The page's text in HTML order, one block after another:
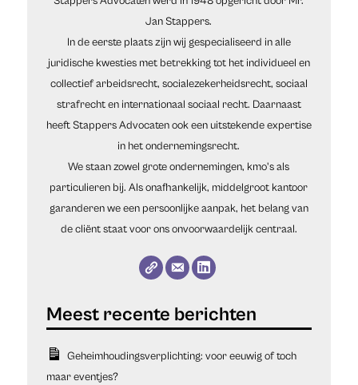
Jan Stappers.
In de eerste plaats zijn wij gespecialiseerd in alle
juridische kwesties met betrekking tot het individueel en
collectief arbeidsrecht, socialezekerheidsrecht, sociaal
strafrecht en internationaal sociaal recht. Daarnaast
heeft Stappers Advocaten ook een uitstekende expertise
in het ondernemingsrecht.
We staan zowel grote ondernemingen, kmo's als
particulieren bij. Als onafhankelijk, middelgroot kantoor
garanderen we een persoonlijke aanpak, het belang van
de cliënt staat voor ons onvoorwaardelijk centraal.
Geheimhoudingsverplichting: voor eeuwig of toch
maar eventjes?